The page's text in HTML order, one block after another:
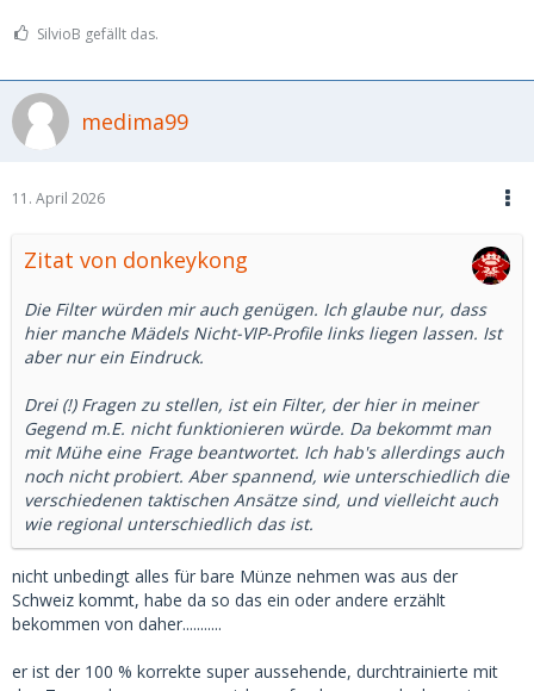
SilvioB gefällt das.
medima99
11. April 2026
Zitat von donkeykong
Die Filter würden mir auch genügen. Ich glaube nur, dass
hier manche Mädels Nicht-VIP-Profile links liegen lassen. Ist
aber nur ein Eindruck.
Drei (!) Fragen zu stellen, ist ein Filter, der hier in meiner
Gegend m.E. nicht funktionieren würde. Da bekommt man
mit Mühe eine Frage beantwortet. Ich hab's allerdings auch
noch nicht probiert. Aber spannend, wie unterschiedlich die
verschiedenen taktischen Ansätze sind, und vielleicht auch
wie regional unterschiedlich das ist.
nicht unbedingt alles für bare Münze nehmen was aus der
Schweiz kommt, habe da so das ein oder andere erzählt
bekommen von daher...........
er ist der 100 % korrekte super aussehende, durchtrainierte mit